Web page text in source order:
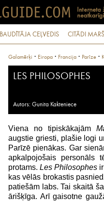
BAUDĪTĀJA CEĻVEDIS CITĀDI
Galamērķi · Eiropa · Francija · Parīze ·
LES PHILOSOPHES
Autors: Gunita Kakteniece
Viena no tipiskākajām
augstie griesti, plašie logi
Parīzē pienākas. Gar
apkalpojošais personāls
protams. Les Philosophes
kas vēlās brokastis
patiešām labs. Tai skaitā
ārišķīga. Arī gaisotne